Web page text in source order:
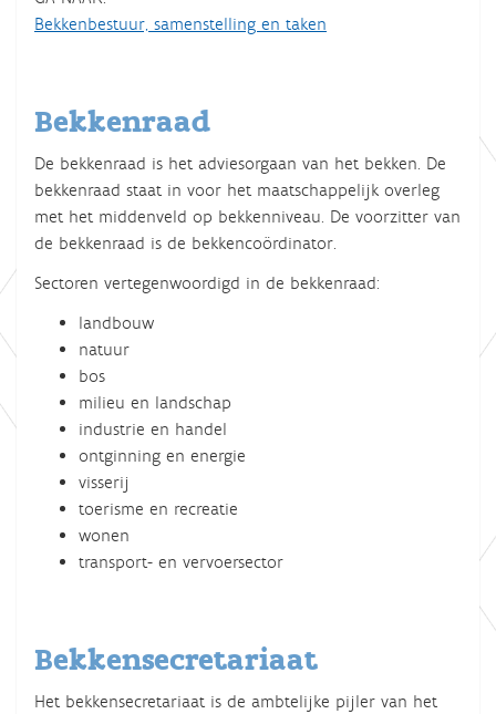
Bekkenbestuur, samenstelling en taken
Bekkenraad
De bekkenraad is het adviesorgaan van het bekken. De
bekkenraad staat in voor het maatschappelijk overleg
met het middenveld op bekkenniveau. De voorzitter van
de bekkenraad is de bekkencoördinator.
Sectoren vertegenwoordigd in de bekkenraad:
landbouw
natuur
bos
milieu en landschap
industrie en handel
ontginning en energie
visserij
toerisme en recreatie
wonen
transport- en vervoersector
Bekkensecretariaat
Het bekkensecretariaat is de ambtelijke pijler van het